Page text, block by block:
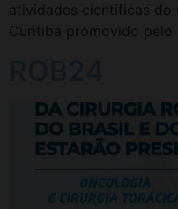
atividades científicas do
Curitiba promovido pelo